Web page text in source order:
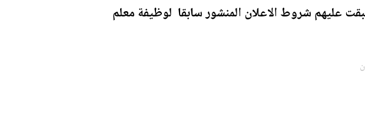
عليهم شروط الاعلان المنشور سابقا لوظيفة معلم